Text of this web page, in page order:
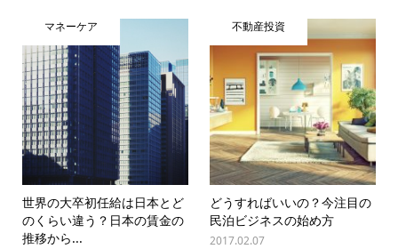
マネーケア
世界の大卒初任給は日本とど
のくらい違う？日本の賃金の
推移から...
不動産投資
どうすればいいの？今注目の
民泊ビジネスの始め方
2017.02.07